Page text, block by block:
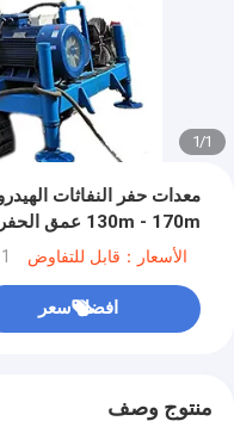
1
/
1
130m - 170m عمق الحفر
الأسعار：قابل للتفاوض
افضل سعر
منتوج وصف